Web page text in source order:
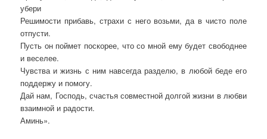
убери
Решимости прибавь, страхи с него возьми, да в чисто поле
отпусти.
Пусть он поймет поскорее, что со мной ему будет свободнее
и веселее.
Чувства и жизнь с ним навсегда разделю, в любой беде его
поддержу и помогу.
Дай нам, Господь, счастья совместной долгой жизни в любви
взаимной и радости.
Аминь».